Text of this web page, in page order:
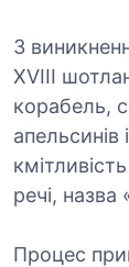
З
ХVIII
корабель,
речі, назва
Процес